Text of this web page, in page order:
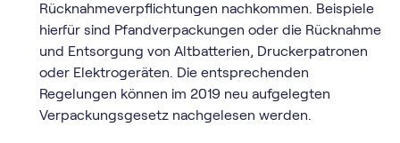
Rücknahmeverpflichtungen nachkommen. Beispiele
hierfür sind Pfandverpackungen oder die Rücknahme
und Entsorgung von Altbatterien, Druckerpatronen
oder Elektrogeräten. Die entsprechenden
Regelungen können im 2019 neu aufgelegten
Verpackungsgesetz nachgelesen werden.